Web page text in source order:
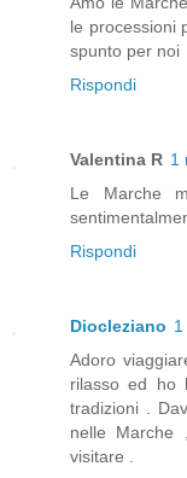
le processioni
spunto per noi
Rispondi
Valentina R 1
Le Marche
Rispondi
Diocleziano
Adoro
rilasso ed ho
tradizioni .
nelle Marche
visitare .